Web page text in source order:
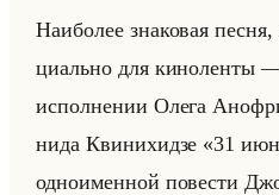
Наи­бо­лее зна­ко­вая
ци­ально для ки­но­лен­ты
ис­пол­не­нии Олега
ни­да Кви­ни­хид­зе «31
од­но­имен­ной по­ве­сти